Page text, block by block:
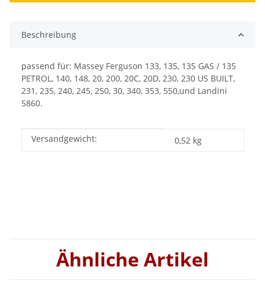
Beschreibung
passend für: Massey Ferguson 133, 135, 135 GAS / 135
PETROL, 140, 148, 20, 200, 20C, 20D, 230, 230 US BUILT,
231, 235, 240, 245, 250, 30, 340, 353, 550,und Landini
5860.
Produkteigenschaft
Wert
Versandgewicht: 0,52 kg
Ähnliche Artikel